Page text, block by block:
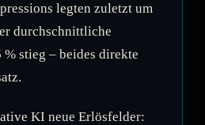
legten zuletzt um
durchschnittliche
stieg – beides direkte
KI neue Erlösfelder: